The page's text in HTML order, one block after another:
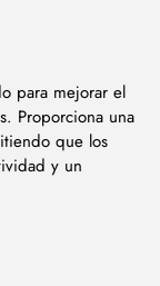
para mejorar el
Proporciona una
que los
y un